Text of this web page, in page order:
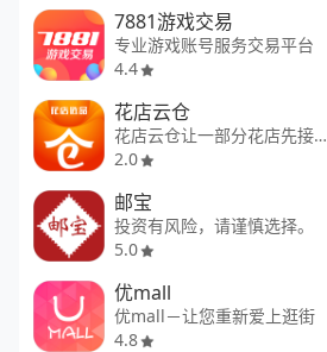
7881游戏交易
专业游戏账号服务交易平台
4.4
花店云仓
花店云仓让一部分花店先接触未来
2.0
邮宝
投资有风险，请谨慎选择。
5.0
优mall
优mall－让您重新爱上逛街
4.8